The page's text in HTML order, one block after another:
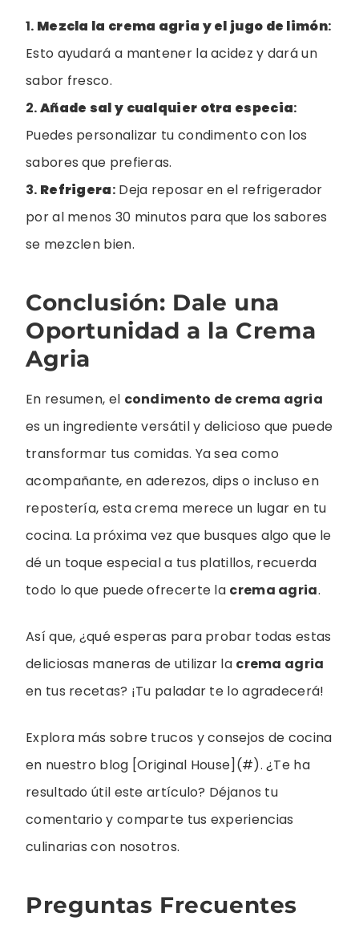
1. Mezcla la crema agria y el jugo de limón:
Esto ayudará a mantener la acidez y dará un
sabor fresco.
2.Añade sal y cualquier otra especia:
Puedes personalizar tu condimento con los
sabores que prefieras.
3. Refrigera:Deja reposar en el refrigerador
por al menos 30 minutos para que los sabores
se mezclen bien.
Conclusión: Dale una
Oportunidad a la Crema
Agria
En resumen, el condimento de crema agria
es un ingrediente versátil y delicioso que puede
transformar tus comidas. Ya sea como
acompañante, en aderezos, dips o incluso en
repostería, esta crema merece un lugar en tu
cocina. La próxima vez que busques algo que le
dé un toque especial a tus platillos, recuerda
todo lo que puede ofrecerte la crema agria.
Así que, ¿qué esperas para probar todas estas
deliciosas maneras de utilizar la crema agria
en tus recetas? ¡Tu paladar te lo agradecerá!
Explora más sobre trucos y consejos de cocina
en nuestro blog [Original House](#). ¿Te ha
resultado útil este artículo? Déjanos tu
comentario y comparte tus experiencias
culinarias con nosotros.
Preguntas Frecuentes